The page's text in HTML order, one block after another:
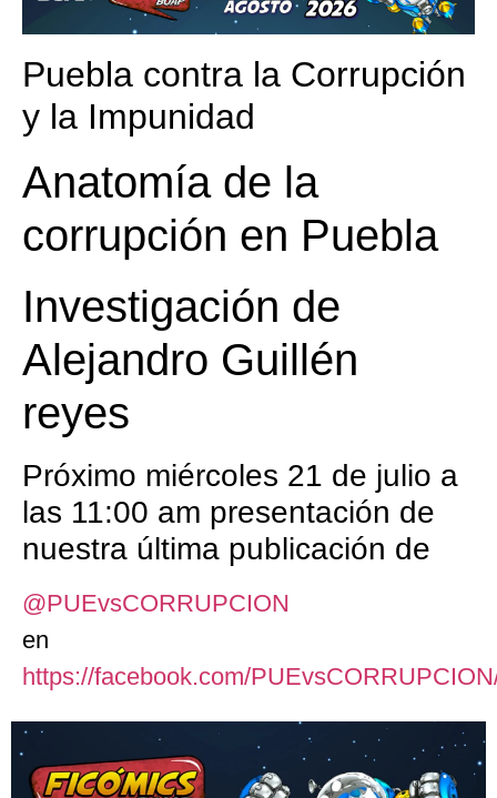
Puebla contra la Corrupción
y la Impunidad
Anatomía de la
corrupción en Puebla
Investigación de
Alejandro Guillén
reyes
Próximo miércoles 21 de julio a
las 11:00 am presentación de
nuestra última publicación de
@PUEvsCORRUPCION
en
https://facebook.com/PUEvsCORRUPCIO